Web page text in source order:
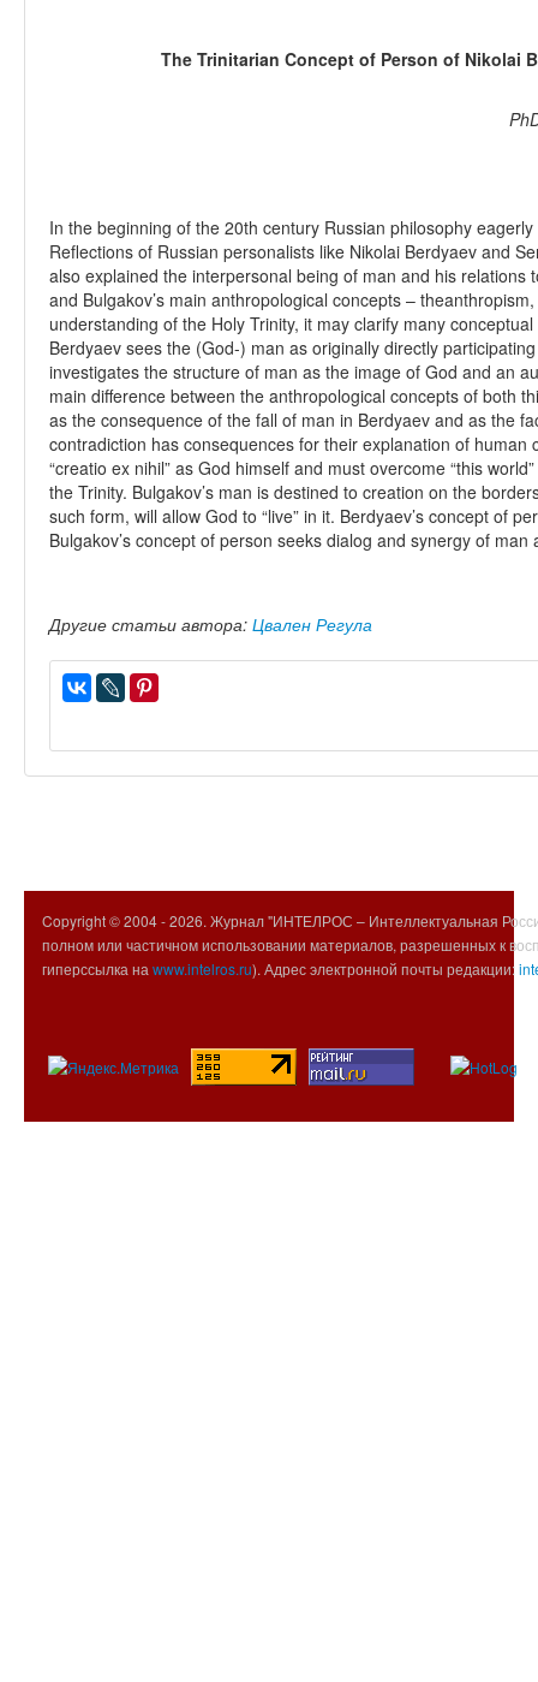
The Trinitarian Concept of Person of Nikolai
In the beginning of the 20th century Russian philosophy
Reflections of Russian personalists like Nikolai Berdyaev and
also explained the interpersonal being of man and his relations
and Bulgakov’s main anthropological concepts –
understanding of the Holy Trinity, it may clarify many
Berdyaev sees the (God-) man as originally directly
investigates the structure of man as the image of God and an
main difference between the anthropological concepts of both
as the consequence of the fall of man in Berdyaev and as the
contradiction has consequences for their explanation of human
“creatio ex nihil” as God himself and must overcome “this
the Trinity. Bulgakov’s man is destined to creation on the
such form, will allow God to “live” in it. Berdyaev’s concept of
Bulgakov’s concept of person seeks dialog and synergy of man
Другие статьи автора: Цвален Регула
Copyright © 2004 -2026. Журнал "ИНТЕЛРОС – Интеллектуальная
полном или частичном использовании материалов, разрешенных к
гиперссылка на www.intelros.ru). Адрес электронной почты редакции: